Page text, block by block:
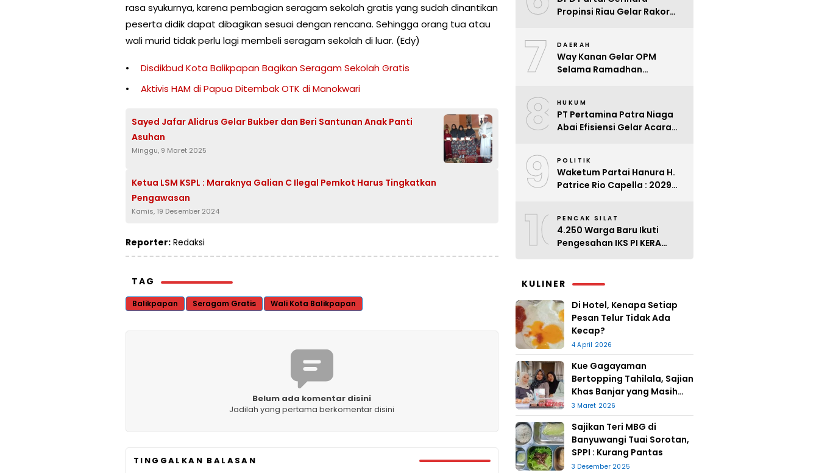
rasa syukurnya, karena pembagian seragam sekolah gratis yang sudah dinantikan
peserta didik dapat dibagikan sesuai dengan rencana. Sehingga orang tua atau
wali murid tidak perlu lagi membeli seragam sekolah di luar. (Edy)
Disdikbud Kota Balikpapan Bagikan Seragam Sekolah Gratis
Aktivis HAM di Papua Ditembak OTK di Manokwari
Sayed Jafar Alidrus Gelar Bukber dan Beri Santunan Anak Panti
Asuhan
Minggu, 9 Maret 2025
Ketua LSM KSPL : Maraknya Galian C Ilegal Pemkot Harus Tingkatkan
Pengawasan
Kamis, 19 Desember 2024
Reporter: Redaksi
TAG
Balikpapan Seragam Gratis Wali Kota Balikpapan
Belum ada komentar disini
Jadilah yang pertama berkomentar disini
TINGGALKAN BALASAN
Propinsi Riau Gelar Rakor
7 DAERAH
Way Kanan Gelar OPM
Selama Ramadhan
8 HUKUM
PT Pertamina Patra Niaga
Abai Efisiensi Gelar Acara
9 POLITIK
Waketum Partai Hanura H.
Patrice Rio Capella : 2029
10PENCAK SILAT
4.250 Warga Baru Ikuti
Pengesahan IKS PI KERA
KULINER
Di Hotel, Kenapa Setiap
Pesan Telur Tidak Ada
Kecap?
4 April 2026
Kue Gagayaman
Bertopping Tahilala, Sajian
Khas Banjar yang Masih
Bertahan
3 Maret 2026
Sajikan Teri MBG di
Banyuwangi Tuai Sorotan,
SPPI : Kurang Pantas
3 Desember 2025